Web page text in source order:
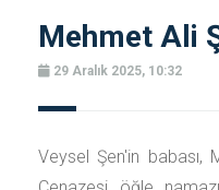
Mehmet Ali
29 Aralık 2025, 10:32
Veysel Şen'in babası,